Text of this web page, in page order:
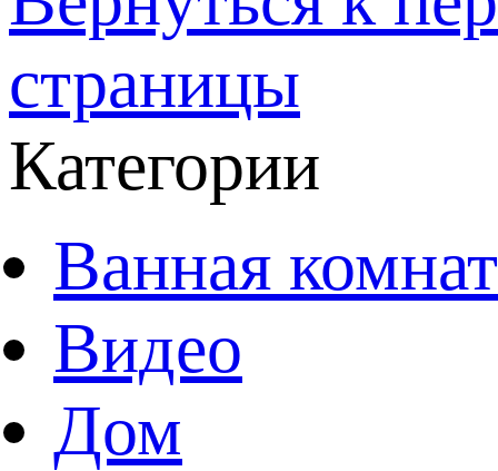
страницы
Категории
Ванная
Видео
Дом